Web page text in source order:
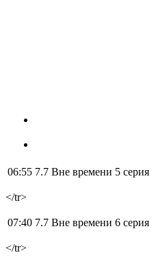
06:55 7.7 Вне времени 5 серия
</tr>
07:40 7.7 Вне времени 6 серия
</tr>